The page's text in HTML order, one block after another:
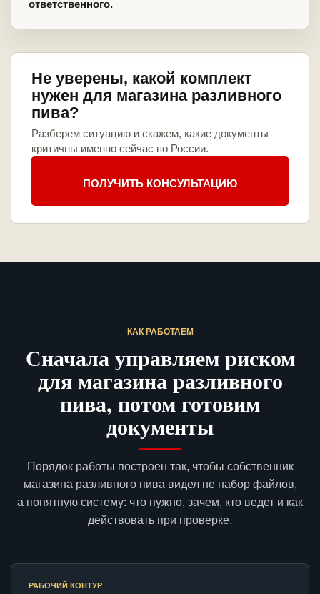
ответственного.
Не уверены, какой комплект
нужен для магазина разливного
пива?
Разберем ситуацию и скажем, какие документы
критичны именно сейчас по России.
ПОЛУЧИТЬ КОНСУЛЬТАЦИЮ
КАК РАБОТАЕМ
Сначала управляем риском
для магазина разливного
пива, потом готовим
документы
Порядок работы построен так, чтобы собственник
магазина разливного пива видел не набор файлов,
а понятную систему: что нужно, зачем, кто ведет и как
действовать при проверке.
РАБОЧИЙ КОНТУР